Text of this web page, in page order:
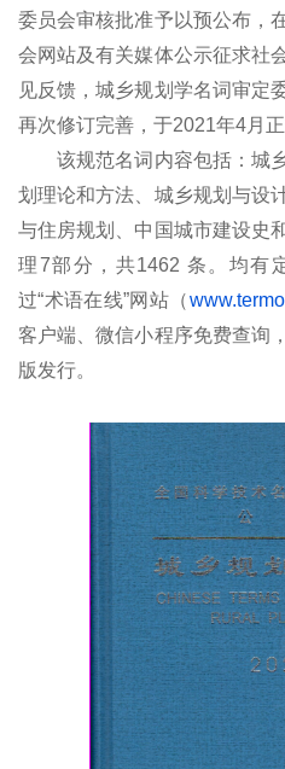
委员会审核批准予以预公布，
会网站及有关媒体公示征求社
见反馈，城乡规划学名词审定
再次修订完善，于2021年4月
该规范名词内容包括：城
划理论和方法、城乡规划与设
与住房规划、中国城市建设史
理7部分，共1462 条。均有
过“术语在线”网站（
客户端、微信小程序免费查询
版发行。